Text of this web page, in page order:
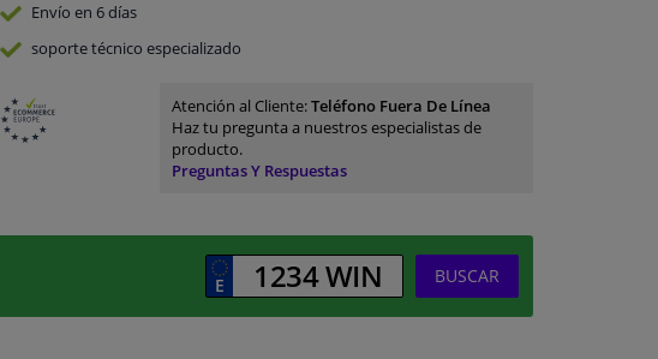
Envío en 6 días
soporte técnico especializado
Atención al Cliente:Teléfono Fuera De Línea
Haz tu pregunta a nuestros especialistas de
producto.
Preguntas Y Respuestas
BUSCAR